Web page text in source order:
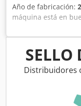
Año de fabricación:
máquina está en
SELLO
Distribuidores